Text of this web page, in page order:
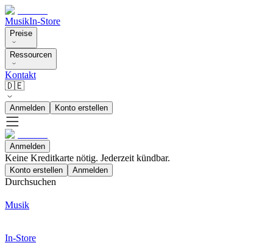
MusikIn-Store
Preise
Ressourcen
Kontakt
🇩🇪
Anmelden Konto erstellen
Anmelden
Keine Kreditkarte nötig. Jederzeit kündbar.
Konto erstellen Anmelden
Durchsuchen
Musik
In-Store